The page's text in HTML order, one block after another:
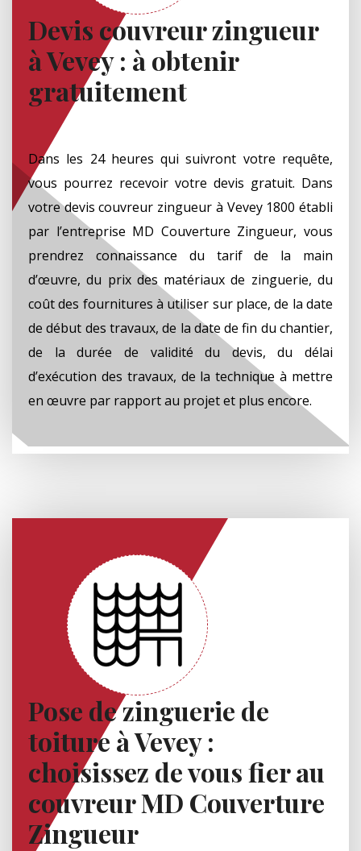
Devis couvreur zingueur
à Vevey : à obtenir
gratuitement
Dans les 24 heures qui suivront votre requête,
vous pourrez recevoir votre devis gratuit. Dans
votre devis couvreur zingueur à Vevey 1800 établi
par l’entreprise MD Couverture Zingueur, vous
prendrez connaissance du tarif de la main
d’œuvre, du prix des matériaux de zinguerie, du
coût des fournitures à utiliser sur place, de la date
de début des travaux, de la date de fin du chantier,
de la durée de validité du devis, du délai
d’exécution des travaux, de la technique à mettre
en œuvre par rapport au projet et plus encore.
Pose de zinguerie de
toiture à Vevey :
choisissez de vous fier au
couvreur MD Couverture
Zingueur